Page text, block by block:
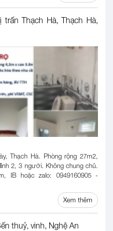
Thạch Hà, Thạch Hà,
Thạch Hà. Phòng rộng 27m2,
2, 3 người. Không chung chủ.
IB hoặc zalo: 0949160905 -
Xem thêm
thuỷ, vinh, Nghệ An